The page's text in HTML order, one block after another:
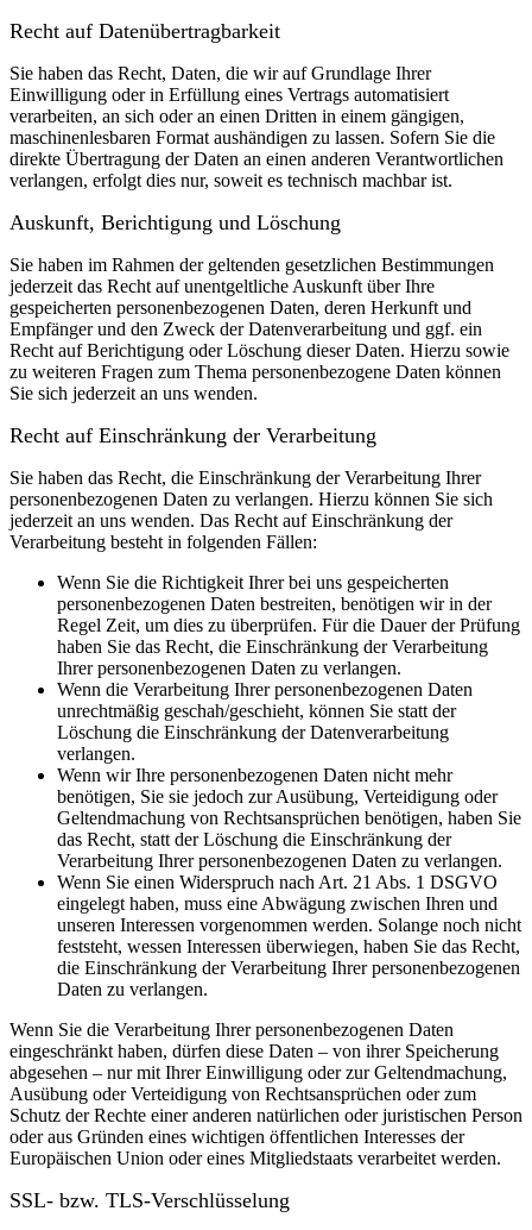
Recht auf Daten­übertrag­barkeit
Sie haben das Recht, Daten, die wir auf Grundlage Ihrer
Einwilligung oder in Erfüllung eines Vertrags automatisiert
verarbeiten, an sich oder an einen Dritten in einem gängigen,
maschinenlesbaren Format aushändigen zu lassen. Sofern Sie die
direkte Übertragung der Daten an einen anderen Verantwortlichen
verlangen, erfolgt dies nur, soweit es technisch machbar ist.
Auskunft, Berichtigung und Löschung
Sie haben im Rahmen der geltenden gesetzlichen Bestimmungen
jederzeit das Recht auf unentgeltliche Auskunft über Ihre
gespeicherten personenbezogenen Daten, deren Herkunft und
Empfänger und den Zweck der Datenverarbeitung und ggf. ein
Recht auf Berichtigung oder Löschung dieser Daten. Hierzu sowie
zu weiteren Fragen zum Thema personenbezogene Daten können
Sie sich jederzeit an uns wenden.
Recht auf Einschränkung der Verarbeitung
Sie haben das Recht, die Einschränkung der Verarbeitung Ihrer
personenbezogenen Daten zu verlangen. Hierzu können Sie sich
jederzeit an uns wenden. Das Recht auf Einschränkung der
Verarbeitung besteht in folgenden Fällen:
Wenn Sie die Richtigkeit Ihrer bei uns gespeicherten
personenbezogenen Daten bestreiten, benötigen wir in der
Regel Zeit, um dies zu überprüfen. Für die Dauer der Prüfung
haben Sie das Recht, die Einschränkung der Verarbeitung
Ihrer personenbezogenen Daten zu verlangen.
Wenn die Verarbeitung Ihrer personenbezogenen Daten
unrechtmäßig geschah/geschieht, können Sie statt der
Löschung die Einschränkung der Datenverarbeitung
verlangen.
Wenn wir Ihre personenbezogenen Daten nicht mehr
benötigen, Sie sie jedoch zur Ausübung, Verteidigung oder
Geltendmachung von Rechtsansprüchen benötigen, haben Sie
das Recht, statt der Löschung die Einschränkung der
Verarbeitung Ihrer personenbezogenen Daten zu verlangen.
Wenn Sie einen Widerspruch nach Art. 21 Abs. 1 DSGVO
eingelegt haben, muss eine Abwägung zwischen Ihren und
unseren Interessen vorgenommen werden. Solange noch nicht
feststeht, wessen Interessen überwiegen, haben Sie das Recht,
die Einschränkung der Verarbeitung Ihrer personenbezogenen
Daten zu verlangen.
Wenn Sie die Verarbeitung Ihrer personenbezogenen Daten
eingeschränkt haben, dürfen diese Daten – von ihrer Speicherung
abgesehen – nur mit Ihrer Einwilligung oder zur Geltendmachung,
Ausübung oder Verteidigung von Rechtsansprüchen oder zum
Schutz der Rechte einer anderen natürlichen oder juristischen Person
oder aus Gründen eines wichtigen öffentlichen Interesses der
Europäischen Union oder eines Mitgliedstaats verarbeitet werden.
SSL- bzw. TLS-Verschlüsselung